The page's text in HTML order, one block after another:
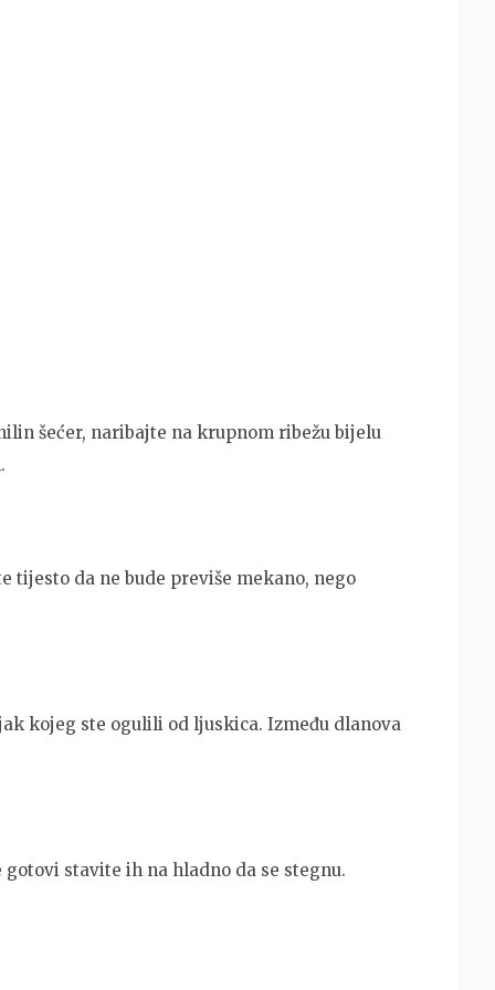
šećer, naribajte na krupnom ribežu bijelu
tijesto da ne bude previše mekano, nego
kojeg ste ogulili od ljuskica. Između dlanova
stavite ih na hladno da se stegnu.